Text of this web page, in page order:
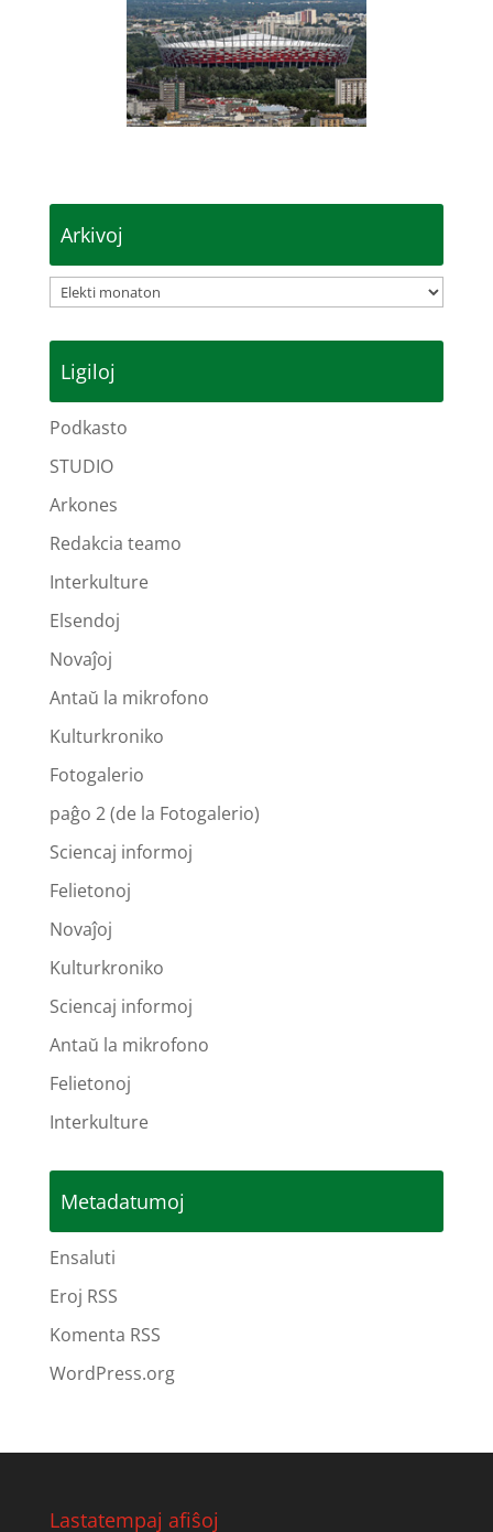
Arkivoj
Arkivoj
Ligiloj
Podkasto
STUDIO
Arkones
Redakcia teamo
Interkulture
Elsendoj
Novaĵoj
Antaŭ la mikrofono
Kulturkroniko
Fotogalerio
paĝo 2 (de la Fotogalerio)
Sciencaj informoj
Felietonoj
Novaĵoj
Kulturkroniko
Sciencaj informoj
Antaŭ la mikrofono
Felietonoj
Interkulture
Metadatumoj
Ensaluti
Eroj RSS
Komenta RSS
WordPress.org
Lastatempaj afiŝoj